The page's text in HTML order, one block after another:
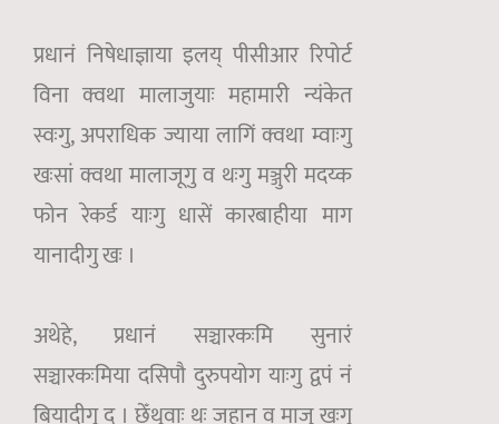
प्रधानं निषेधाज्ञाया इलय् पीसीआर रिपोर्ट
विना क्वथा मालाजुयाः महामारी न्यंकेत
स्वःगु, अपराधिक ज्याया लागिं क्वथा म्वाःगु
खःसां क्वथा मालाजूगु व थःगु मञ्जुरी मदय्क
फोन रेकर्ड याःगु धासें कारबाहीया माग
यानादीगु खः ।
अथेहे, प्रधानं सञ्चारकःमि सुनारं
सञ्चारकःमिया दसिपौ दुरुपयोग याःगु द्वपं नं